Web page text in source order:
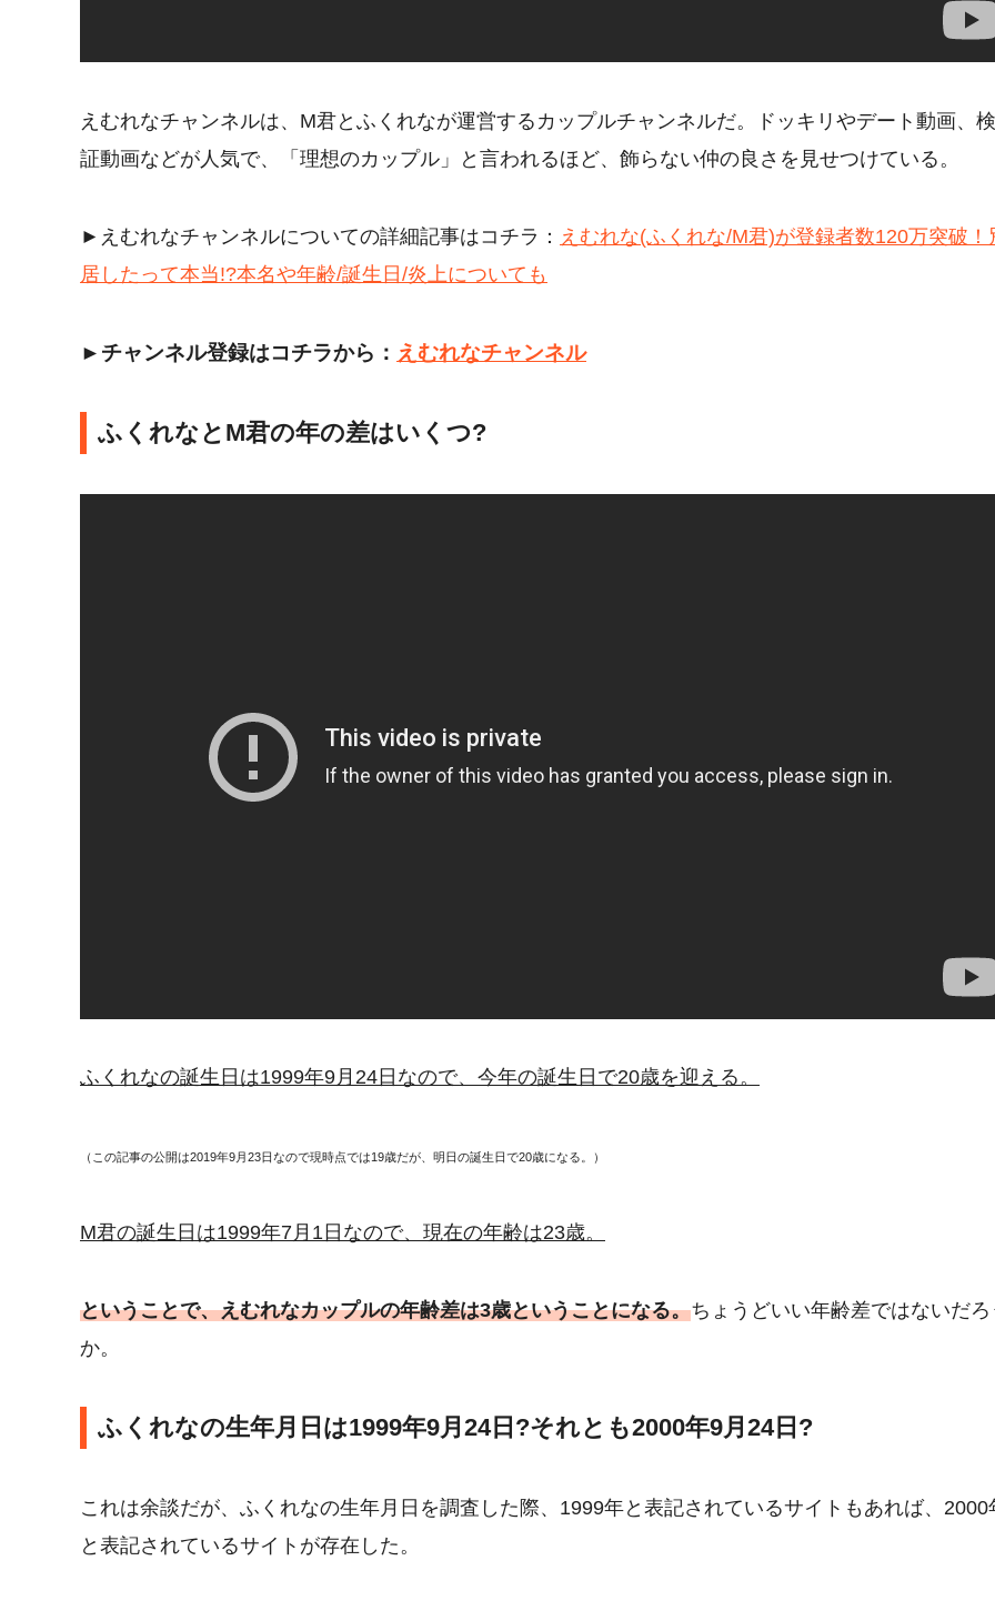
えむれなチャンネルは、M君とふくれなが運営するカップルチャンネルだ。ドッキリやデート動画、検
証動画などが人気で、「理想のカップル」と言われるほど、飾らない仲の良さを見せつけている。
►えむれなチャンネルについての詳細記事はコチラ： えむれな(ふくれな/M君)が登録者数120万突破！
居したって本当!?本名や年齢/誕生日/炎上についても
►チャンネル登録はコチラから： えむれなチャンネル
ふくれなとM君の年の差はいくつ?
ふくれなの誕生日は1999年9月24日なので、今年の誕生日で20歳を迎える。
（この記事の公開は2019年9月23日なので現時点では19歳だが、明日の誕生日で20歳になる。）
М君の誕生日は1999年7月1日なので、現在の年齢は23歳。
ということで、えむれなカップルの年齢差は3歳ということになる。ちょうどいい年齢差ではないだろ
か。
ふくれなの生年月日は1999年9月24日?それとも2000年9月24日?
これは余談だが、ふくれなの生年月日を調査した際、1999年と表記されているサイトもあれば、2000
と表記されているサイトが存在した。